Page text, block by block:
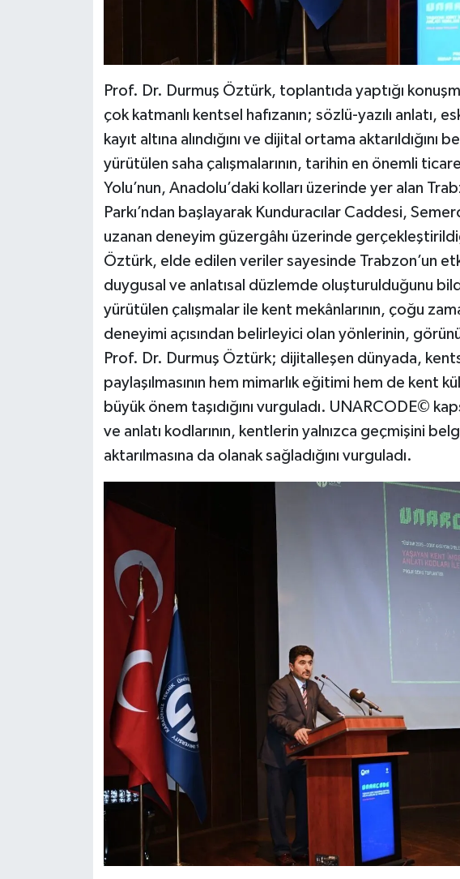
Prof. Dr. Durmuş Öztürk, toplantıda yaptığı
çok katmanlı kentsel hafızanın; sözlü-yazılı anlatı,
kayıt altına alındığını ve dijital ortama aktarıldığını
yürütülen saha çalışmalarının, tarihin en önemli
Yolu’nun, Anadolu’daki kolları üzerinde yer alan
Parkı’ndan başlayarak Kunduracılar Caddesi,
uzanan deneyim güzergâhı üzerinde
Öztürk, elde edilen veriler sayesinde Trabzon’un
duygusal ve anlatısal düzlemde oluşturulduğunu
yürütülen çalışmalar ile kent mekânlarının, çoğu
deneyimi açısından belirleyici olan yönlerinin,
Prof. Dr. Durmuş Öztürk; dijitalleşen dünyada,
paylaşılmasının hem mimarlık eğitimi hem de kent
büyük önem taşıdığını vurguladı. UNARCODE©
ve anlatı kodlarının, kentlerin yalnızca geçmişini
aktarılmasına da olanak sağladığını vurguladı.